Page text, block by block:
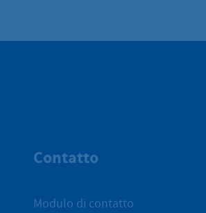
Contatto
Modulo di contatto